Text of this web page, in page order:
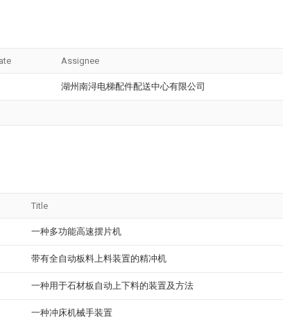
Assignee
湖州南浔电梯配件配送中心有限公司
Title
一种多功能高速摆片机
带有全自动板料上料装置的精冲机
一种用于石材板自动上下料的装置及方法
一种冲床机械手装置